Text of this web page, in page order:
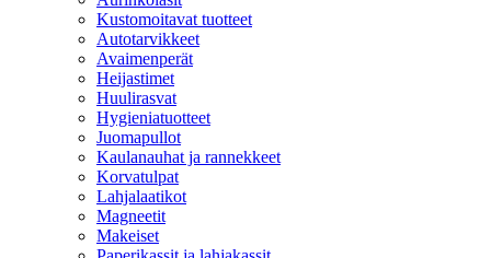
Kustomoitavat tuotteet
Autotarvikkeet
Avaimenperät
Heijastimet
Huulirasvat
Hygieniatuotteet
Juomapullot
Kaulanauhat ja rannekkeet
Korvatulpat
Lahjalaatikot
Magneetit
Makeiset